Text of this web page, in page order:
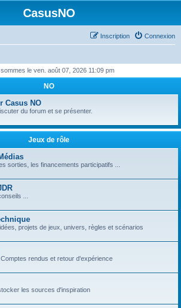
CasusNO
Connexion
Inscription
le ven. août 07, 2026 11:09 pm
NO
Casus NO
du forum et se présenter.
Jeux de rôle
sorties, les financements participatifs ...
...
projets de jeux, univers, règles et scénarios
rendus et retour d'expérience
les sources d'inspiration